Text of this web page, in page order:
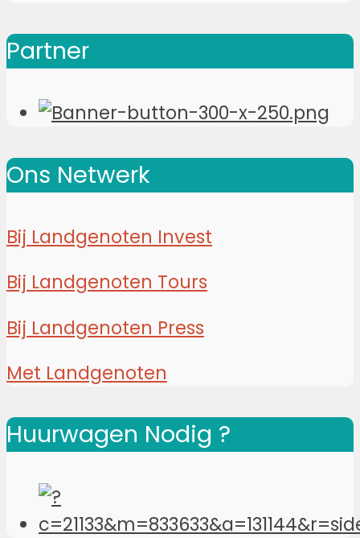
Partner
Ons Netwerk
Bij Landgenoten Invest
Bij Landgenoten Tours
Bij Landgenoten Press
Met Landgenoten
Huurwagen Nodig ?